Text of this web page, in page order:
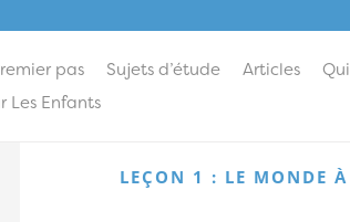
pas Sujets d’étude Articles
Les Enfants
LEÇON 1 : LE MONDE À